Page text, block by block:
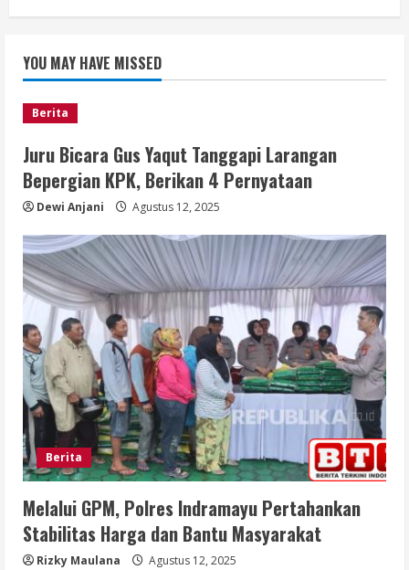
YOU MAY HAVE MISSED
Berita
Juru Bicara Gus Yaqut Tanggapi Larangan
Bepergian KPK, Berikan 4 Pernyataan
Dewi Anjani Agustus 12, 2025
Berita
Melalui GPM, Polres Indramayu Pertahankan
Stabilitas Harga dan Bantu Masyarakat
Rizky Maulana Agustus 12, 2025